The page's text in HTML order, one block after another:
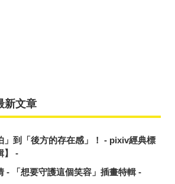
新文章
」到「後方的存在感」！ - pixiv經典標
】 -
- 「想要守護這個笑容」插畫特輯 -